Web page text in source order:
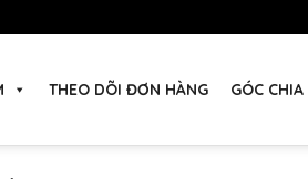
THEO DÕI ĐƠN HÀNG GÓC CHIA